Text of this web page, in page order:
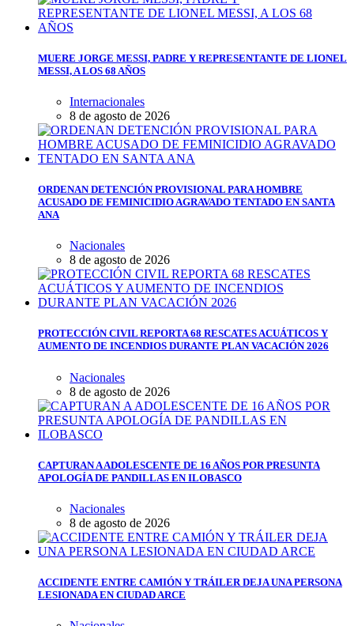
MUERE JORGE MESSI, PADRE Y REPRESENTANTE DE LIONEL
MESSI, A LOS 68 AÑOS
Internacionales
8 de agosto de 2026
ORDENAN DETENCIÓN PROVISIONAL PARA HOMBRE
ACUSADO DE FEMINICIDIO AGRAVADO TENTADO EN SANTA
ANA
Nacionales
8 de agosto de 2026
PROTECCIÓN CIVIL REPORTA 68 RESCATES ACUÁTICOS Y
AUMENTO DE INCENDIOS DURANTE PLAN VACACIÓN 2026
Nacionales
8 de agosto de 2026
CAPTURAN A ADOLESCENTE DE 16 AÑOS POR PRESUNTA
APOLOGÍA DE PANDILLAS EN ILOBASCO
Nacionales
8 de agosto de 2026
ACCIDENTE ENTRE CAMIÓN Y TRÁILER DEJA UNA PERSONA
LESIONADA EN CIUDAD ARCE